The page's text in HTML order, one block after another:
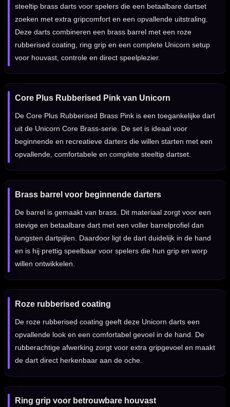
steeltip brass darts voor spelers die een betaalbare dartset
zoeken met extra gripcomfort en een opvallende uitstraling.
Deze darts combineren een brass barrel met een roze
rubberised coating, ring grip en een complete Unicorn setup
voor houvast, controle en direct speelplezier.
Core Plus Rubberised Pink van Unicorn
De Core Plus Rubberised Brass Pink is een toegankelijke dart
uit de Unicorn Core Brass-serie. De set is ideaal voor
beginnende en recreatieve darters die willen starten met een
opvallende, comfortabele en complete steeltip dartset.
Brass barrel voor beginnende darters
De barrel is gemaakt van brass. Dit materiaal zorgt voor een
stevige en betaalbare dart met een voller barrelprofiel dan
tungsten dartpijlen. Daardoor ligt de dart duidelijk in de hand
en is hij prettig speelbaar voor spelers die hun grip en worp
willen ontwikkelen.
Roze rubberised coating
De roze rubberised coating geeft deze Unicorn darts een
opvallende look en een comfortabel gevoel in de hand. De
rubberachtige afwerking zorgt voor extra gripgevoel en maakt
de dart direct herkenbaar aan de oche.
Ring grip voor betrouwbare houvast